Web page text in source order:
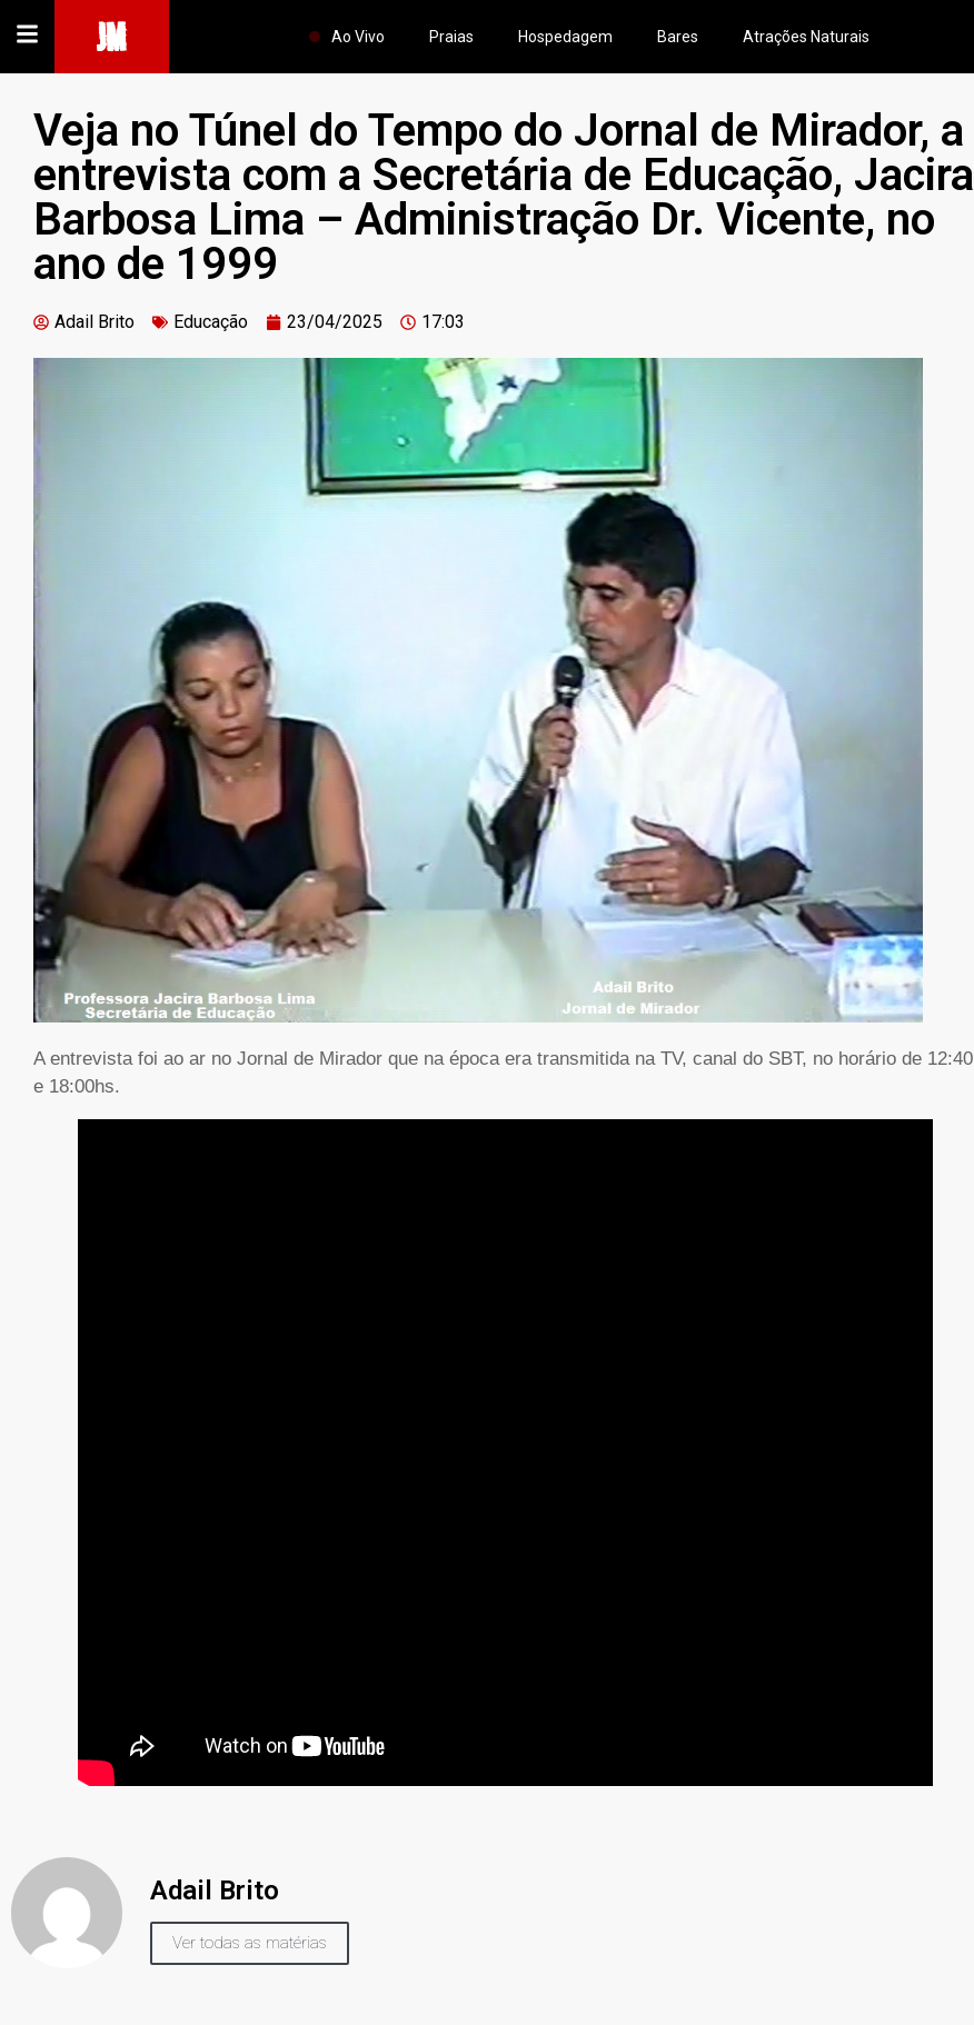
JM Ao Vivo Praias Hospedagem Bares Atrações Naturais
Veja no Túnel do Tempo do Jornal de Mirador, a
entrevista com a Secretária de Educação, Jacira
Barbosa Lima – Administração Dr. Vicente, no
ano de 1999
Adail Brito Educação 23/04/2025 17:03
A entrevista foi ao ar no Jornal de Mirador que na época era transmitida na TV, canal do SBT, no horário de 12:40
e 18:00hs.
Adail Brito
Ver todas as matérias